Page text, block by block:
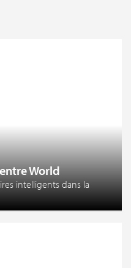
World
intelligents dans la